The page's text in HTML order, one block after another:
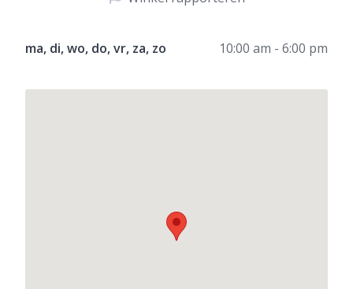
ma, di, wo, do, vr, za, zo 10:00 am - 6:00 pm